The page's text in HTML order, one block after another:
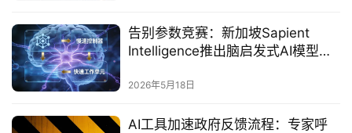
告别参数竞赛：新加坡Sapient
Intelligence推出脑启发式AI模型
2026年5月18日
AI工具加速政府反馈流程：专家呼